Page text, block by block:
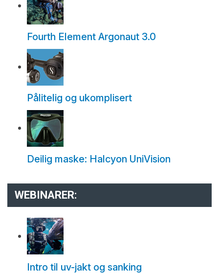
Fourth Element Argonaut 3.0
Pålitelig og ukomplisert
Deilig maske: Halcyon UniVision
WEBINARER:
Intro til uv-jakt og sanking